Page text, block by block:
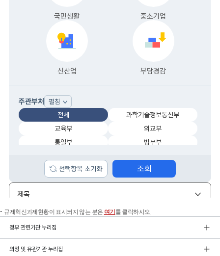
규제혁신과제현황이 표시되지 않는 분은 여기 를 클릭하시오.
정부 관련기관 누리집
외청 및 유관기관 누리집